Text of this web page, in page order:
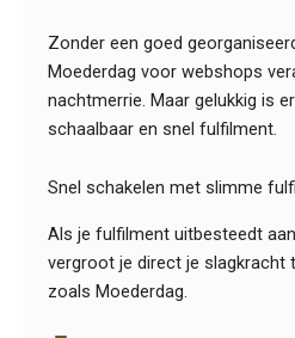
Zonder een goed
Moederdag voor webshops
nachtmerrie. Maar gelukkig is
schaalbaar en snel fulfilment.
Snel schakelen met slimme
Als je fulfilment uitbesteedt
vergroot je direct je slagkracht
zoals Moederdag.